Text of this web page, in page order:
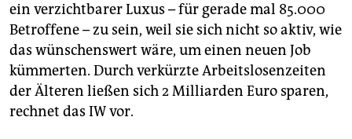
ein verzichtbarer Luxus – für gerade mal 85.000
Betroffene – zu sein, weil sie sich nicht so aktiv, wie
das wünschenswert wäre, um einen neuen Job
kümmerten. Durch verkürzte Arbeitslosenzeiten
der Älteren ließen sich 2 Milliarden Euro sparen,
rechnet das IW vor.